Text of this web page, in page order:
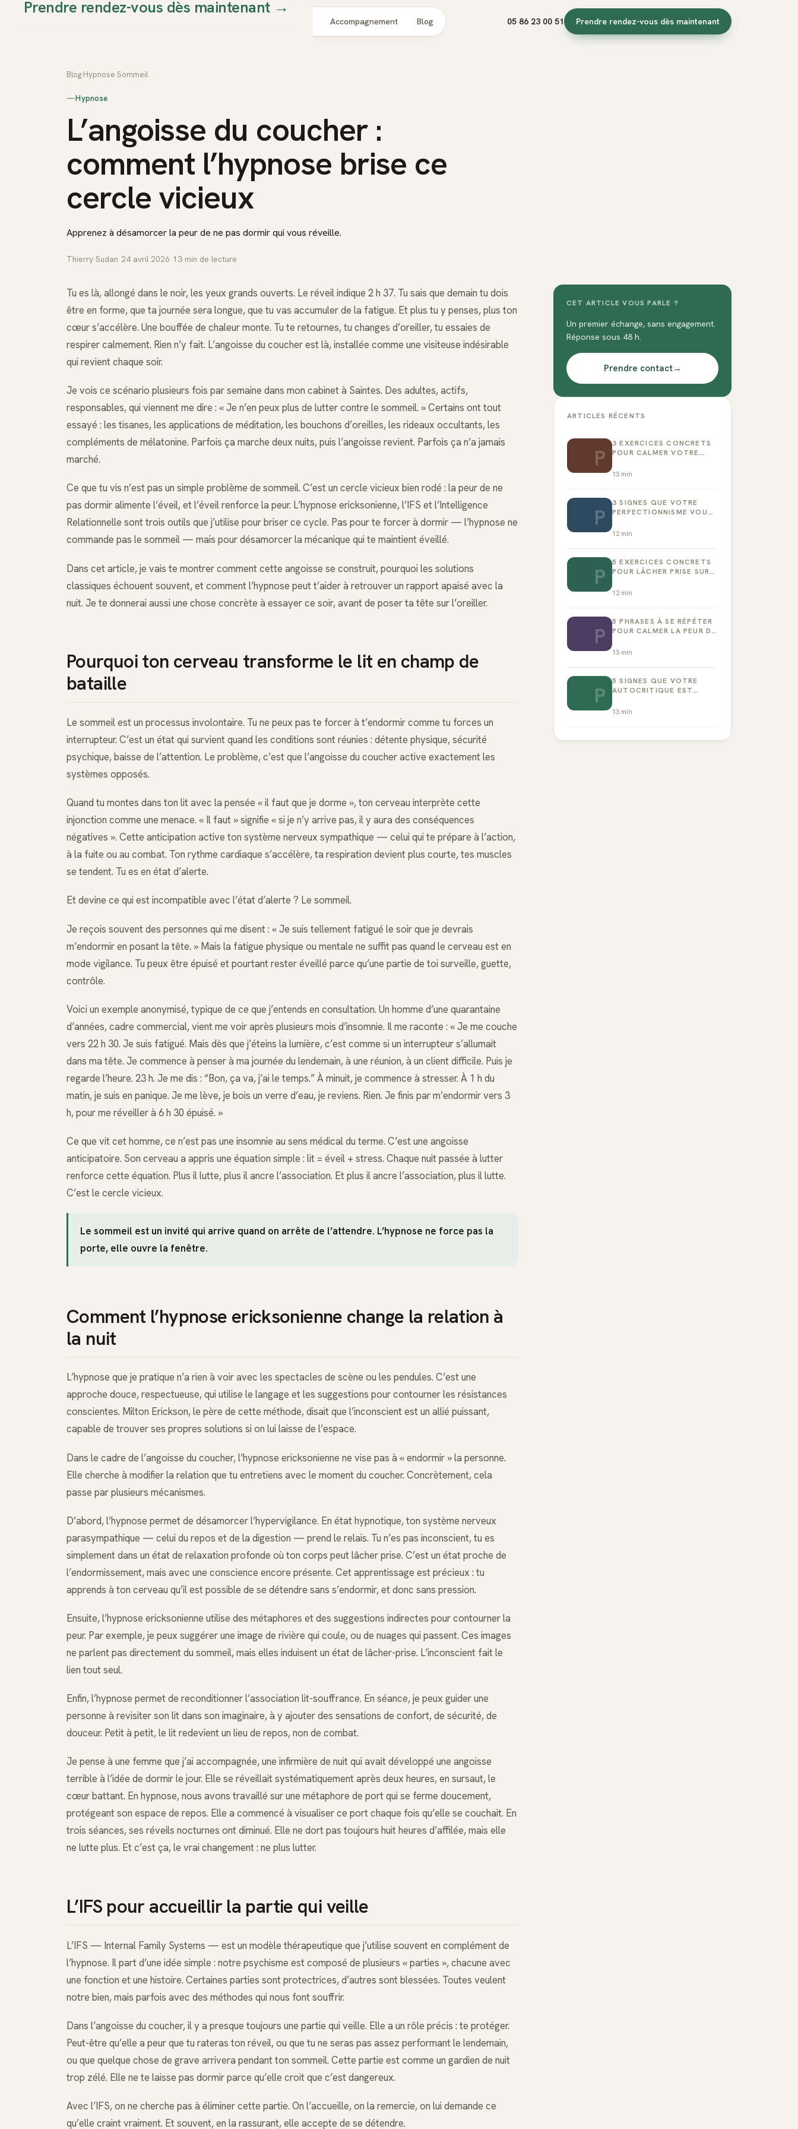
Accompagnement Blog 05 86 23 00 51 Prendre rendez-vous dès maintenant
Prendre rendez-vous dès maintenant→
Blog Hypnose Sommeil
—Hypnose
L’angoisse du coucher :
comment l’hypnose brise ce
cercle vicieux
Apprenez à désamorcer la peur de ne pas dormir qui vous réveille.
Thierry Sudan 24 avril 2026 13 min de lecture
Tu es là, allongé dans le noir, les yeux grands ouverts. Le réveil indique 2 h 37. Tu sais que demain tu dois
être en forme, que ta journée sera longue, que tu vas accumuler de la fatigue. Et plus tu y penses, plus ton
cœur s’accélère. Une bouffée de chaleur monte. Tu te retournes, tu changes d’oreiller, tu essaies de
respirer calmement. Rien n’y fait. L’angoisse du coucher est là, installée comme une visiteuse indésirable
qui revient chaque soir.
Je vois ce scénario plusieurs fois par semaine dans mon cabinet à Saintes. Des adultes, actifs,
responsables, qui viennent me dire : « Je n’en peux plus de lutter contre le sommeil. » Certains ont tout
essayé : les tisanes, les applications de méditation, les bouchons d’oreilles, les rideaux occultants, les
compléments de mélatonine. Parfois ça marche deux nuits, puis l’angoisse revient. Parfois ça n’a jamais
marché.
Ce que tu vis n’est pas un simple problème de sommeil. C’est un cercle vicieux bien rodé : la peur de ne
pas dormir alimente l’éveil, et l’éveil renforce la peur. L’hypnose ericksonienne, l’IFS et l’Intelligence
Relationnelle sont trois outils que j’utilise pour briser ce cycle. Pas pour te forcer à dormir — l’hypnose ne
commande pas le sommeil — mais pour désamorcer la mécanique qui te maintient éveillé.
Dans cet article, je vais te montrer comment cette angoisse se construit, pourquoi les solutions
classiques échouent souvent, et comment l’hypnose peut t’aider à retrouver un rapport apaisé avec la
nuit. Je te donnerai aussi une chose concrète à essayer ce soir, avant de poser ta tête sur l’oreiller.
Pourquoi ton cerveau transforme le lit en champ de
bataille
Le sommeil est un processus involontaire. Tu ne peux pas te forcer à t’endormir comme tu forces un
interrupteur. C’est un état qui survient quand les conditions sont réunies : détente physique, sécurité
psychique, baisse de l’attention. Le problème, c’est que l’angoisse du coucher active exactement les
systèmes opposés.
Quand tu montes dans ton lit avec la pensée « il faut que je dorme », ton cerveau interprète cette
injonction comme une menace. « Il faut » signifie « si je n’y arrive pas, il y aura des conséquences
négatives ». Cette anticipation active ton système nerveux sympathique — celui qui te prépare à l’action,
à la fuite ou au combat. Ton rythme cardiaque s’accélère, ta respiration devient plus courte, tes muscles
se tendent. Tu es en état d’alerte.
Et devine ce qui est incompatible avec l’état d’alerte ? Le sommeil.
Je reçois souvent des personnes qui me disent : « Je suis tellement fatigué le soir que je devrais
m’endormir en posant la tête. » Mais la fatigue physique ou mentale ne suffit pas quand le cerveau est en
mode vigilance. Tu peux être épuisé et pourtant rester éveillé parce qu’une partie de toi surveille, guette,
contrôle.
Voici un exemple anonymisé, typique de ce que j’entends en consultation. Un homme d’une quarantaine
d’années, cadre commercial, vient me voir après plusieurs mois d’insomnie. Il me raconte : « Je me couche
vers 22 h 30. Je suis fatigué. Mais dès que j’éteins la lumière, c’est comme si un interrupteur s’allumait
dans ma tête. Je commence à penser à ma journée du lendemain, à une réunion, à un client difficile. Puis je
regarde l’heure. 23 h. Je me dis : “Bon, ça va, j’ai le temps.” À minuit, je commence à stresser. À 1 h du
matin, je suis en panique. Je me lève, je bois un verre d’eau, je reviens. Rien. Je finis par m’endormir vers 3
h, pour me réveiller à 6 h 30 épuisé. »
Ce que vit cet homme, ce n’est pas une insomnie au sens médical du terme. C’est une angoisse
anticipatoire. Son cerveau a appris une équation simple : lit = éveil + stress. Chaque nuit passée à lutter
renforce cette équation. Plus il lutte, plus il ancre l’association. Et plus il ancre l’association, plus il lutte.
C’est le cercle vicieux.
Le sommeil est un invité qui arrive quand on arrête de l’attendre. L’hypnose ne force pas la
porte, elle ouvre la fenêtre.
Comment l’hypnose ericksonienne change la relation à
la nuit
L’hypnose que je pratique n’a rien à voir avec les spectacles de scène ou les pendules. C’est une
approche douce, respectueuse, qui utilise le langage et les suggestions pour contourner les résistances
conscientes. Milton Erickson, le père de cette méthode, disait que l’inconscient est un allié puissant,
capable de trouver ses propres solutions si on lui laisse de l’espace.
Dans le cadre de l’angoisse du coucher, l’hypnose ericksonienne ne vise pas à « endormir » la personne.
Elle cherche à modifier la relation que tu entretiens avec le moment du coucher. Concrètement, cela
passe par plusieurs mécanismes.
D’abord, l’hypnose permet de désamorcer l’hypervigilance. En état hypnotique, ton système nerveux
parasympathique — celui du repos et de la digestion — prend le relais. Tu n’es pas inconscient, tu es
simplement dans un état de relaxation profonde où ton corps peut lâcher prise. C’est un état proche de
l’endormissement, mais avec une conscience encore présente. Cet apprentissage est précieux : tu
apprends à ton cerveau qu’il est possible de se détendre sans s’endormir, et donc sans pression.
Ensuite, l’hypnose ericksonienne utilise des métaphores et des suggestions indirectes pour contourner la
peur. Par exemple, je peux suggérer une image de rivière qui coule, ou de nuages qui passent. Ces images
ne parlent pas directement du sommeil, mais elles induisent un état de lâcher-prise. L’inconscient fait le
lien tout seul.
Enfin, l’hypnose permet de reconditionner l’association lit-souffrance. En séance, je peux guider une
personne à revisiter son lit dans son imaginaire, à y ajouter des sensations de confort, de sécurité, de
douceur. Petit à petit, le lit redevient un lieu de repos, non de combat.
Je pense à une femme que j’ai accompagnée, une infirmière de nuit qui avait développé une angoisse
terrible à l’idée de dormir le jour. Elle se réveillait systématiquement après deux heures, en sursaut, le
cœur battant. En hypnose, nous avons travaillé sur une métaphore de port qui se ferme doucement,
protégeant son espace de repos. Elle a commencé à visualiser ce port chaque fois qu’elle se couchait. En
trois séances, ses réveils nocturnes ont diminué. Elle ne dort pas toujours huit heures d’affilée, mais elle
ne lutte plus. Et c’est ça, le vrai changement : ne plus lutter.
L’IFS pour accueillir la partie qui veille
L’IFS — Internal Family Systems — est un modèle thérapeutique que j’utilise souvent en complément de
l’hypnose. Il part d’une idée simple : notre psychisme est composé de plusieurs « parties », chacune avec
une fonction et une histoire. Certaines parties sont protectrices, d’autres sont blessées. Toutes veulent
notre bien, mais parfois avec des méthodes qui nous font souffrir.
Dans l’angoisse du coucher, il y a presque toujours une partie qui veille. Elle a un rôle précis : te protéger.
Peut-être qu’elle a peur que tu rateras ton réveil, ou que tu ne seras pas assez performant le lendemain,
ou que quelque chose de grave arrivera pendant ton sommeil. Cette partie est comme un gardien de nuit
trop zélé. Elle ne te laisse pas dormir parce qu’elle croit que c’est dangereux.
Avec l’IFS, on ne cherche pas à éliminer cette partie. On l’accueille, on la remercie, on lui demande ce
qu’elle craint vraiment. Et souvent, en la rassurant, elle accepte de se détendre.
CET ARTICLE VOUS PARLE ?
Un premier échange, sans engagement.
Réponse sous 48 h.
Prendre contact→
ARTICLES RÉCENTS
P
3 EXERCICES CONCRETS
POUR CALMER VOTRE
13 min
P
3 SIGNES QUE VOTRE
PERFECTIONNISME VOUS
12min
P
5 EXERCICES CONCRETS
POUR LÂCHER PRISE SUR
12min
P
5 PHRASES À SE RÉPÉTER
POUR CALMER LA PEUR DE
13 min
P
5 SIGNES QUE VOTRE
AUTOCRITIQUE EST
13 min